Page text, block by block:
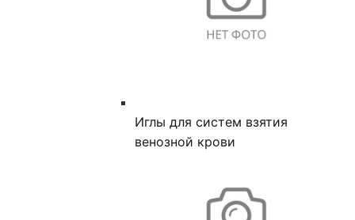
Иглы для систем взятия
венозной крови